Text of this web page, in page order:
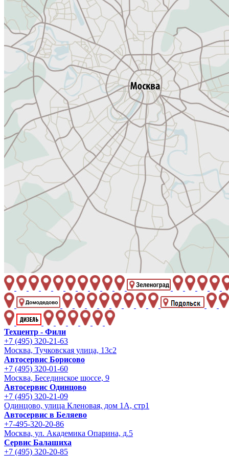
Техцентр - Фили
+7 (495) 320-21-63
Москва, Тучковская улица, 13с2
Автосервис Борисово
+7 (495) 320-01-60
Москва, Бесединское шоссе, 9
Автосервис Одинцово
+7 (495) 320-21-09
Одинцово, улица Кленовая, дом 1А, стр1
Автосервис в Беляево
+7-495-320-20-86
Москва, ул. Академика Опарина, д.5
Сервис Балашиха
+7 (495) 320-20-85